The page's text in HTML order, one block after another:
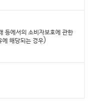
등에서의 소비자보호에 관한
에 해당되는 경우)